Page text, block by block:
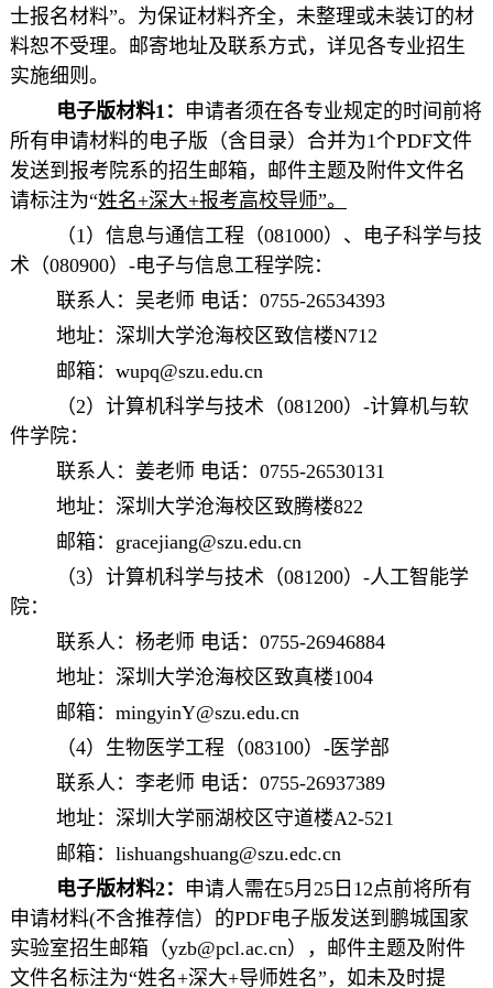
士报名材料”。为保证材料齐全，未整理或未装订的材
料恕不受理。邮寄地址及联系方式，详见各专业招生
实施细则。
电子版材料1：
申请者须在各专业规定的时间前将
所有申请材料的电子版（含目录）合并为1个PDF文件
发送到报考院系的招生邮箱，邮件主题及附件文件名
请标注为“姓名+深大+报考高校导师”。
（1）信息与通信工程（081000）、电子科学与技
术（080900）-电子与信息工程学院：
联系人：吴老师 电话：0755-26534393
地址：深圳大学沧海校区致信楼N712
邮箱：wupq@szu.edu.cn
（2）计算机科学与技术（081200）-计算机与软
件学院：
联系人：姜老师 电话：0755-26530131
地址：深圳大学沧海校区致腾楼822
邮箱：gracejiang@szu.edu.cn
（3）计算机科学与技术（081200）-人工智能学
院：
联系人：杨老师 电话：0755-26946884
地址：深圳大学沧海校区致真楼1004
邮箱：mingyinY@szu.edu.cn
（4）生物医学工程（083100）-医学部
联系人：李老师 电话：0755-26937389
地址：深圳大学丽湖校区守道楼A2-521
邮箱：lishuangshuang@szu.edc.cn
电子版材料2：
申请人需在5月25日12点前将所有
申请材料(不含推荐信）的PDF电子版发送到鹏城国家
实验室招生邮箱（yzb@pcl.ac.cn），邮件主题及附件
文件名标注为“姓名+深大+导师姓名”，如未及时提